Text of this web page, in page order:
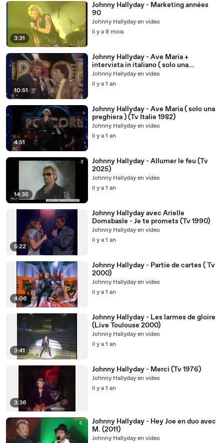
3:31
Johnny Hallyday - Marketing années
90
Johnny Hallyday en video
il y a 8 mois
10:51
Johnny Hallyday - Ave Maria +
intervista in italiano ( solo una
preghiera ) (Tv Italie 1982)
Johnny Hallyday en video
il y a 1 an
4:51
Johnny Hallyday - Ave Maria ( solo una
preghiera ) (Tv Italie 1982)
Johnny Hallyday en video
il y a 1 an
14:35
Johnny Hallyday - Allumer le feu (Tv
2025)
Johnny Hallyday en video
il y a 1 an
5:22
Johnny Hallyday avec Arielle
Domsbasle - Je te promets (Tv 1990)
Johnny Hallyday en video
il y a 1 an
4:06
Johnny Hallyday - Partie de cartes ( Tv
2000)
Johnny Hallyday en video
il y a 1 an
3:41
Johnny Hallyday - Les larmes de gloire
(Live Toulouse 2000)
Johnny Hallyday en video
il y a 1 an
3:36
Johnny Hallyday - Merci (Tv 1976)
Johnny Hallyday en video
il y a 1 an
Johnny Hallyday - Hey Joe en duo avec
M. (2011)
Johnny Hallyday en video